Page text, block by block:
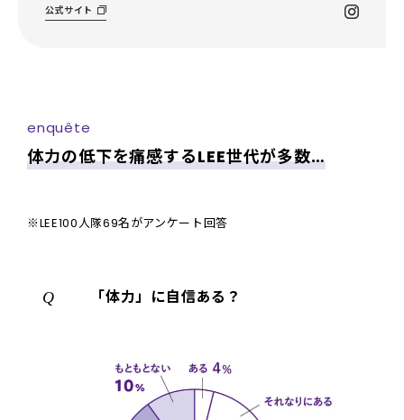
公式サイト
enquête
体力の低下を痛感するLEE世代が多数…
※LEE100人隊69名がアンケート回答
「体力」に自信ある？